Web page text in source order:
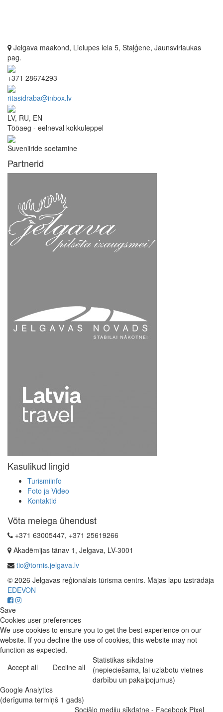
Jelgava maakond, Lielupes iela 5, Staļģene, Jaunsvirlaukas
pag.
+371 28674293
ritasidraba@inbox.lv
LV, RU, EN
Tööaeg - eelneval kokkuleppel
Suveniiride soetamine
Partnerid
Kasulikud lingid
Turismiinfo
Foto ja Video
Kontaktid
Võta meiega ühendust
+371 63005447, +371 25619266
Akadēmijas tänav 1, Jelgava, LV-3001
tic@tornis.jelgava.lv
© 2026 Jelgavas reģionālais tūrisma centrs. Mājas lapu izstrādāja
EDEVON
Save
Cookies user preferences
We use cookies to ensure you to get the best experience on our
website. If you decline the use of cookies, this website may not
function as expected.
Accept all
Decline all
Statistikas sīkdatne
(nepieciešama, lai uzlabotu vietnes
darbību un pakalpojumus)
Google Analytics
(derīguma termiņš 1 gads)
Sociālo mediju sīkdatne - Facebook Pixel